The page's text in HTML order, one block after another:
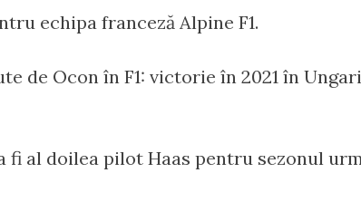
echipa franceză Alpine F1.
de Ocon în F1: victorie în 2021 în
fi al doilea pilot Haas pentru sezonul